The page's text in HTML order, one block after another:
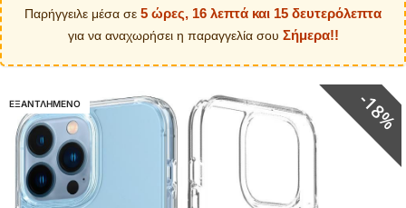
Παρήγγειλε μέσα σε 5 ώρες, 16 λεπτά και 14 δευτερόλεπτα
για να αναχωρήσει η παραγγελία σου Σήμερα!!
ΕΞΑΝΤΛΗΜΕΝΟ 18%